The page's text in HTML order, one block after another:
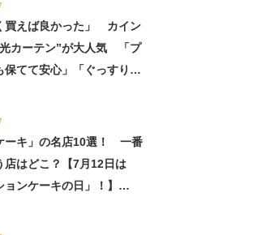
買えば良かった」 カイン
カーテン”が大人気 「プ
保てて安心」「ぐっすり眠
ーキ」の名店10選！ 一番
店はどこ？【7月12日は
ョンケーキの日」！】